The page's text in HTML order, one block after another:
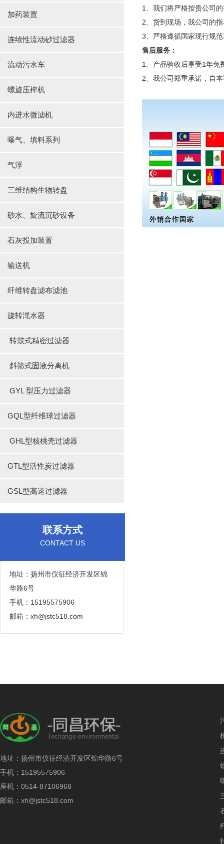
加药装置
连续性流动砂过滤器
流动污水车
螺旋压榨机
内进水微滤机
曝气、填料系列
气浮
三维结构生物转盘
砂水、旋流沉砂设备
石灰投加装置
输送机
纤维转盘滤布滤池
旋转滗水器
转鼓式精密过滤器
斜筛式固液分离机
GYL 型压力过滤器
GQL型纤维球过滤器
GHL型核桃壳过滤器
GTL型活性炭过滤器
GSL型高速过滤器
联系方式
CONTACT US
地址：扬州市仪征经济开发区锦
华路6号
手机：15195575906
邮箱：xh@jstc518.com
1、我们将严格按贵公司
2、货到现场，我公司的
3、严格遵循国家现行规
售后服务：
1、产品验收后享受1年免
2、我公司郑重承诺，自
地址：扬州市仪征经济开发区锦华路6号
手机：15195575906
座机：0514-87106968
邮箱：xh@jstc518.com